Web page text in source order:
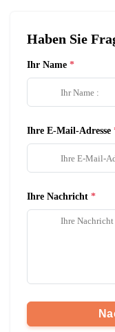
Haben Sie
Ihr Name
Ihre E-Mail-Adresse
Ihre Nachricht